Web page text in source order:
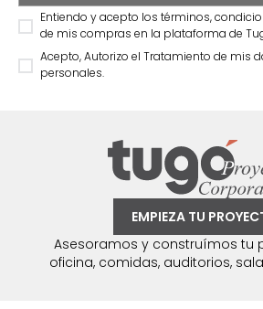
Entiendo y acepto los términos,
de mis compras en la plataforma de
Acepto, Autorizo el Tratamiento de mis
personales.
EMPIEZA TU
Asesoramos y construímos tu
oficina, comidas, auditorios,